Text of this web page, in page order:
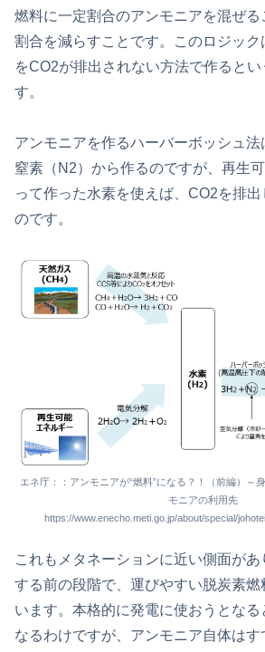
燃料に一定割合のアンモニアを混ぜる
割合を減らすことです。このロジッ
をCO2が排出されない方法で作るとい
す。
アンモニアを作るハーバーボッシュ
窒素（N2）から作るのですが、再生
って作った水素を使えば、CO2を排
のです。
エネ庁：：アンモニアが“燃料”になる？！（前編）～
モニアの利用先
https://www.enecho.meti.go.jp/about/special/
これもメタネーションに近い側面が
する前の段階で、運びやすい脱炭素燃
います。本格的に発電に使おうとな
なるわけですが、アンモニア自体はす